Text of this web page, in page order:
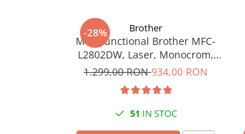
-28% Brother
Multifunctional Brother MFC-
L2802DW, Laser, Monocrom,
Wi-Fi, USB, ADF, A4, Duplex,
1.299,00 RON934,00 RON
51 IN STOC